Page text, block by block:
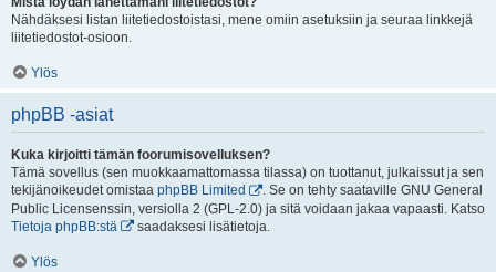
Nähdäksesi listan liitetiedostoistasi, mene omiin asetuksiin ja seuraa linkkejä
liitetiedostot-osioon.
Ylös
phpBB -asiat
Kuka kirjoitti tämän foorumisovelluksen?
Tämä sovellus (sen muokkaamattomassa tilassa) on tuottanut, julkaissut ja sen
tekijänoikeudet omistaa phpBB Limited
. Se on tehty saataville GNU General
Public Licensenssin, versiolla 2 (GPL-2.0) ja sitä voidaan jakaa vapaasti. Katso
Tietoja phpBB:stä
saadaksesi lisätietoja.
Ylös